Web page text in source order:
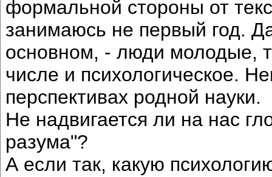
формальной стороны от
занимаюсь не первый год.
основном, - люди молодые,
числе и психологическое.
перспективах родной науки.
Не надвигается ли на нас
разума"?
А если так, какую